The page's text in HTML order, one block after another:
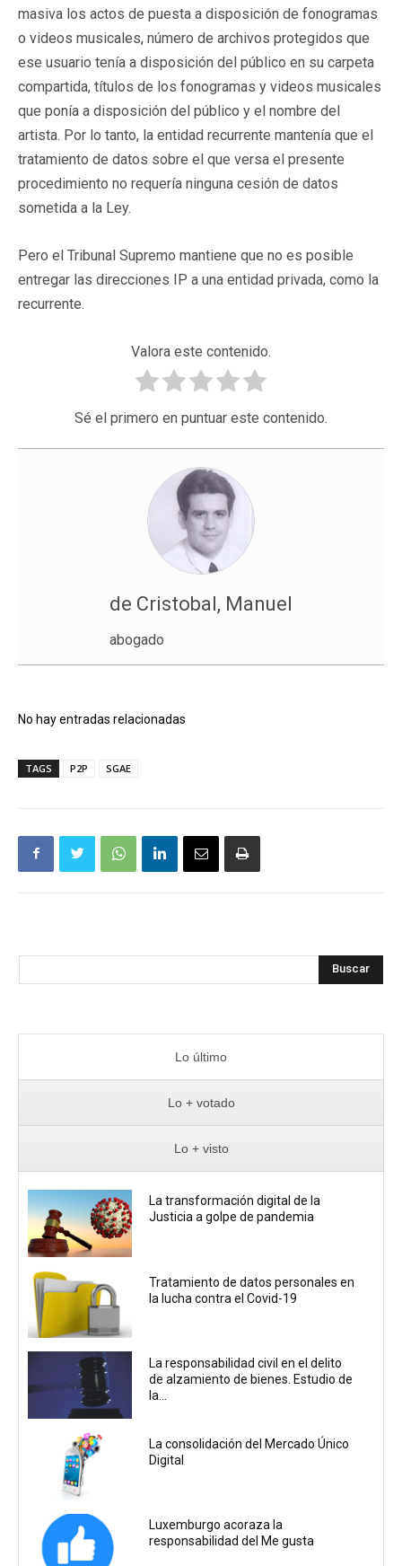
masiva los actos de puesta a disposición de fonogramas
o videos musicales, número de archivos protegidos que
ese usuario tenía a disposición del público en su carpeta
compartida, títulos de los fonogramas y videos musicales
que ponía a disposición del público y el nombre del
artista. Por lo tanto, la entidad recurrente mantenía que el
tratamiento de datos sobre el que versa el presente
procedimiento no requería ninguna cesión de datos
sometida a la Ley.
Pero el Tribunal Supremo mantiene que no es posible
entregar las direcciones IP a una entidad privada, como la
recurrente.
Valora este contenido.
Sé el primero en puntuar este contenido.
de Cristobal, Manuel
abogado
No hay entradas relacionadas
TAGS P2P SGAE
Buscar
Lo último
Lo + votado
Lo + visto
La transformación digital de la
Justicia a golpe de pandemia
Tratamiento de datos personales en
la lucha contra el Covid-19
La responsabilidad civil en el delito
de alzamiento de bienes. Estudio de
la...
La consolidación del Mercado Único
Digital
Luxemburgo acoraza la
responsabilidad del Me gusta